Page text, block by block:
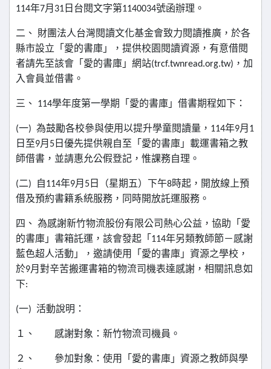
114年7月 31 日台閱文字第1140034號函辦理。
二、
財團法人台灣閱讀文化基金會致力閱讀推廣，於各
縣市設立「愛的書庫」，提供校園閱讀資源，有意借閱
者請先至該會「愛的書庫」網站(trcf.twnread.org.tw) ，加
入會員並借書。
三、 114學年度第一學期「愛的書庫」借書期程如下：
(一) 為鼓勵各校參與使用以提升學童閱讀量， 114年9月 1
日至9月 5 日優先提供親自至「愛的書庫」載運書箱之教
師借書，並請惠允公假登記，惟課務自理。
(二) 自 114年9月 5 日（星期五）下午8時起，開放線上預
借及預約書籍系統服務，同時開放託運服務。
四、
為感謝新竹物流股份有限公司熱心公益，協助「愛
的書庫」書箱託運，該會發起「 114年另類教師節－感謝
藍色超人活動」，邀請使用「愛的書庫」資源之學校，
於9月對辛苦搬運書箱的物流司機表達感謝，相關訊息如
下:
(一) 活動說明：
１、 感謝對象：新竹物流司機員。
２、
參加對象：使用「愛的書庫」資源之教師與學